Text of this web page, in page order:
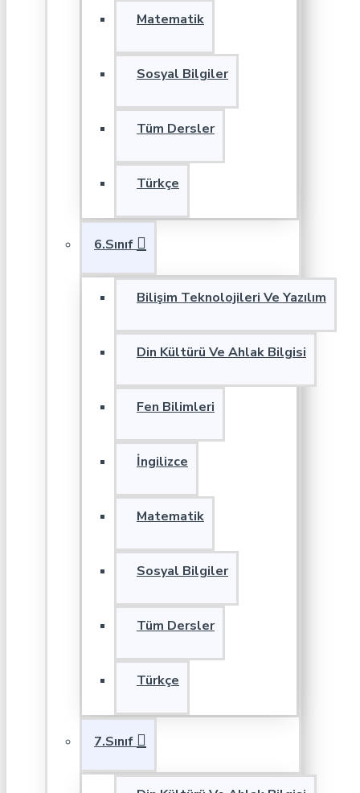
Matematik
Sosyal Bilgiler
Tüm Dersler
Türkçe
6.Sınıf
Bilişim Teknolojileri Ve Yazılım
Din Kültürü Ve Ahlak Bilgisi
Fen Bilimleri
İngilizce
Matematik
Sosyal Bilgiler
Tüm Dersler
Türkçe
7.Sınıf